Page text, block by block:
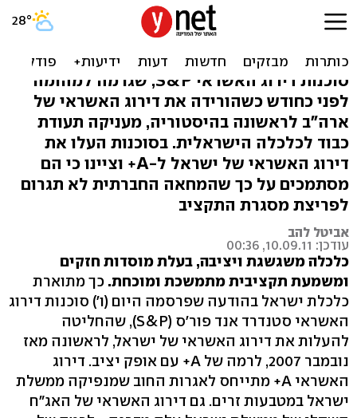
S&P העלו את דירוג האשראי
של ישראל ל-A+
סוכנות דירוג האשראי S&P, שגרמה למהומה
לפני כחודש כשהורידה את דירוג האשראי של
ארה"ב לראשונה בהיסטוריה, מעניקה תעודת
כבוד לכלכלה הישראלית. בסוכנות העלו את
דירוג האשראי של ישראל ל-A+ וציינו כי הם
מסתמכים על כך שהמחאה החברתית לא תגרום
לפריצת מסגרת התקציב
אביטל להב
עודכן: 10.09.11, 00:36
כלכלה משגשגת ויציבה, בעלת מוסדות חזקים
ומשמעת תקציבית מתמשכת ומוכחת. כך מתוארת
כלכלת ישראל בהודעה שפרסמה היום (ו') סוכנות דירוג
האשראי סטנדרד אנד פור'ס (S&P), שהחליטה
להעלות את דירוג האשראי של ישראל, לראשונה מאז
נובמבר 2007, לרמה של A+ עם אופק יציב. דירוג
האשראי A+ מתייחס לאגרות החוב שמנפיקה ממשלת
ישראל במטבעות זרים. גם דירוג האשראי של האג"ח